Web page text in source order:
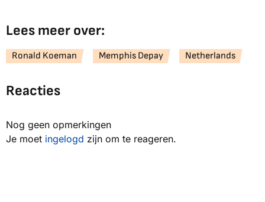
Lees meer over:
Ronald Koeman Memphis Depay Netherlands
Reacties
Nog geen opmerkingen
Je moet ingelogd zijn om te reageren.